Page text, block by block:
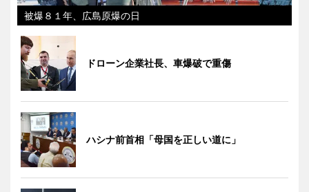
被爆８１年、広島原爆の日
ドローン企業社長、車爆破で重傷
ハシナ前首相「母国を正しい道に」